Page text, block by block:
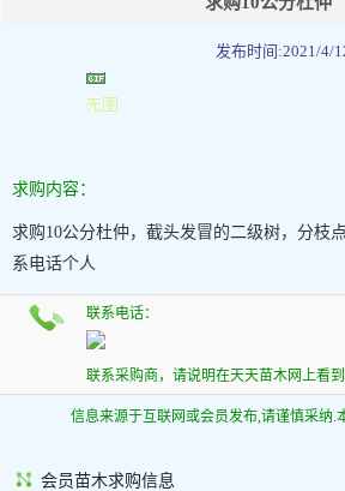
发布时间:2021/4/
求购内容：
求购10公分杜仲，截头发冒的二级树，分枝
系电话个人
联系电话：
联系采购商，请说明在天天苗木网上看
信息来源于互联网或会员发布,请谨慎采纳.
会员苗木求购信息